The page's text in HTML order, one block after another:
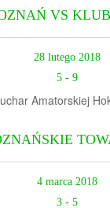
VS
28 lutego 2018
5 -9
Amatorskiej
4 marca 2018
3 -5